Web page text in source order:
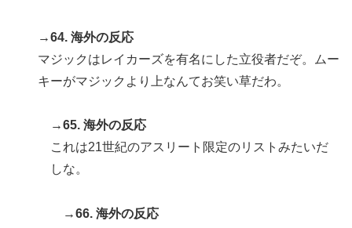
→64. 海外の反応
マジックはレイカーズを有名にした立役者だぞ。ムー
キーがマジックより上なんてお笑い草だわ。
→65. 海外の反応
これは21世紀のアスリート限定のリストみたいだ
しな。
→66. 海外の反応